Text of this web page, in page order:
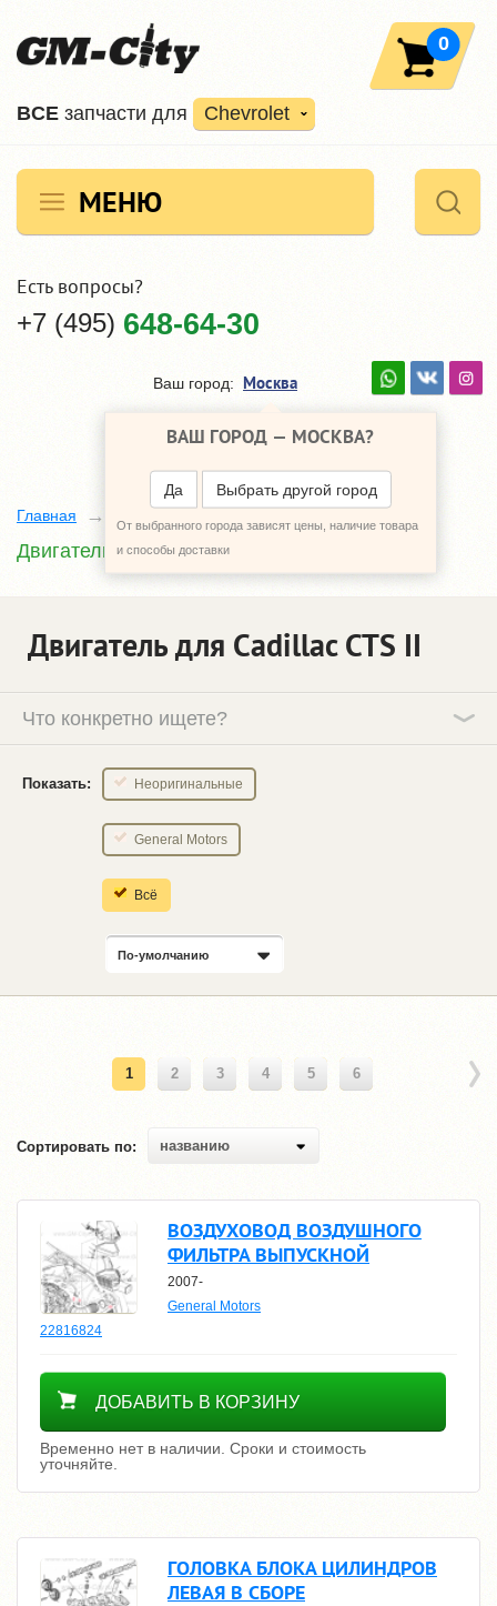
ВCE запчасти для Chevrolet
0
МЕНЮ
Есть вопросы?
+7 (495) 648-64-30
Ваш город: Москва
ВАШ ГОРОД — МОСКВА?
Да Выбрать другой город
От выбранного города зависят цены, наличие товара
и способы доставки
Главная
Двигатель
Двигатель для Cadillac CTS ІІ
Что конкретно ищете?
Показать: Неоригинальные
General Motors
Всё
По-умолчанию
1 2 3 4 5 6
Сортировать по: названию
ВОЗДУХОВОД ВОЗДУШНОГО
ФИЛЬТРА ВЫПУСКНОЙ
2007-
General Motors
22816824
Уточнить цену
ДОБАВИТЬ В КОРЗИНУ
Временно нет в наличии. Сроки и стоимость
уточняйте.
ГОЛОВКА БЛОКА ЦИЛИНДРОВ
ЛЕВАЯ В СБОРЕ